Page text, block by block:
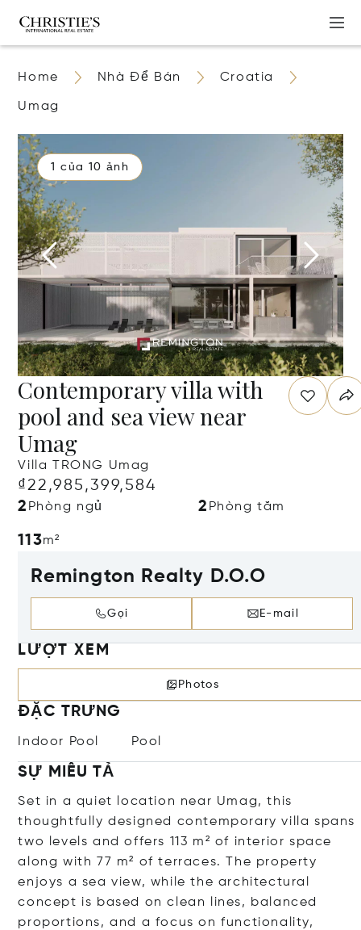
Home Nhà Để Bán Croatia
Umag
1 của 10 ảnh
Contemporary villa with
pool and sea view near
Umag
Villa TRONG Umag
₫22,985,399,584
2 Phòng ngủ 2 Phòng tắm
113m²
Remington Realty D.O.O
Gọi E-mail
LƯỢT XEM
Photos
ĐẶC TRƯNG
Indoor Pool Pool
SỰ MIÊU TẢ
Set in a quiet location near Umag, this
thoughtfully designed contemporary villa spans
two levels and offers 113 m² of interior space
along with 77 m² of terraces. The property
enjoys a sea view, while the architectural
concept is based on clean lines, balanced
proportions, and a focus on functionality,